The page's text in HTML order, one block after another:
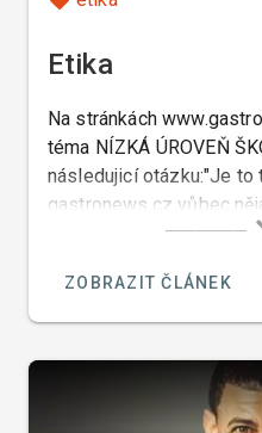
Etika
Na stránkách
téma NÍZKÁ ÚROVEŇ
následujicí otázku:"Je to
gastronews.cz vůbec
našel na pana Řezáče.
a jak se například
Děkuji Fred".
ZOBRAZIT ČLÁNEK